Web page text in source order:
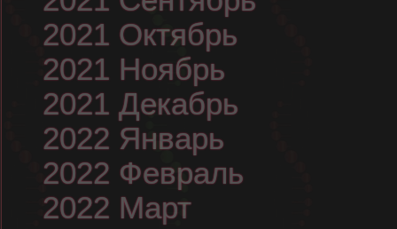
2021 Октябрь
2021 Ноябрь
2021 Декабрь
2022 Январь
2022 Февраль
2022 Март